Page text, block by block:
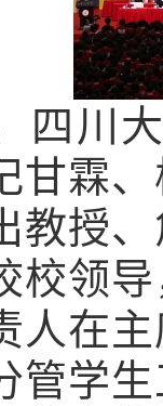
四川
甘霖
教授
校领
人在
管学